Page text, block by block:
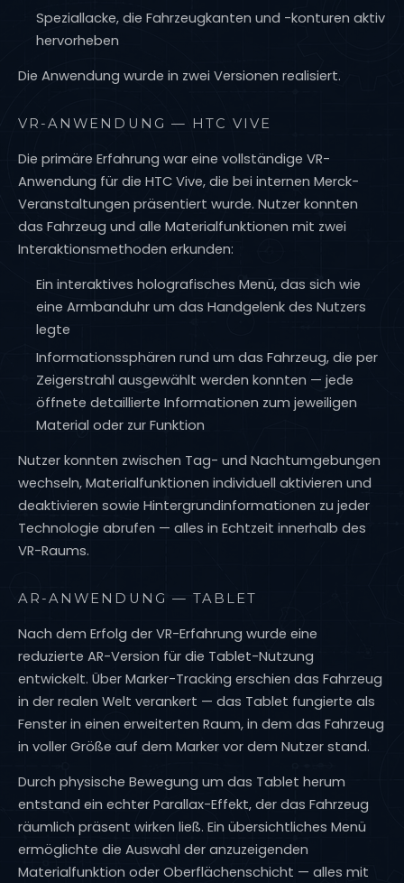
Speziallacke, die Fahrzeugkanten und -konturen aktiv
hervorheben
Die Anwendung wurde in zwei Versionen realisiert.
VR-ANWENDUNG — HTC VIVE
Die primäre Erfahrung war eine vollständige VR-
Anwendung für die HTC Vive, die bei internen Merck-
Veranstaltungen präsentiert wurde. Nutzer konnten
das Fahrzeug und alle Materialfunktionen mit zwei
Interaktionsmethoden erkunden:
Ein interaktives holografisches Menü, das sich wie
eine Armbanduhr um das Handgelenk des Nutzers
legte
Informationssphären rund um das Fahrzeug, die per
Zeigerstrahl ausgewählt werden konnten — jede
öffnete detaillierte Informationen zum jeweiligen
Material oder zur Funktion
Nutzer konnten zwischen Tag- und Nachtumgebungen
wechseln, Materialfunktionen individuell aktivieren und
deaktivieren sowie Hintergrundinformationen zu jeder
Technologie abrufen — alles in Echtzeit innerhalb des
VR-Raums.
AR-ANWENDUNG — TABLET
Nach dem Erfolg der VR-Erfahrung wurde eine
reduzierte AR-Version für die Tablet-Nutzung
entwickelt. Über Marker-Tracking erschien das Fahrzeug
in der realen Welt verankert — das Tablet fungierte als
Fenster in einen erweiterten Raum, in dem das Fahrzeug
in voller Größe auf dem Marker vor dem Nutzer stand.
Durch physische Bewegung um das Tablet herum
entstand ein echter Parallax-Effekt, der das Fahrzeug
räumlich präsent wirken ließ. Ein übersichtliches Menü
ermöglichte die Auswahl der anzuzeigenden
Materialfunktion oder Oberflächenschicht — alles mit